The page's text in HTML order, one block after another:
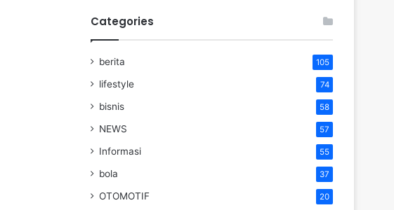
Categories
berita 105
lifestyle 74
bisnis 58
NEWS 57
Informasi 55
bola 37
OTOMOTIF 20